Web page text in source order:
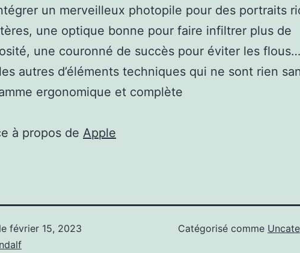
un merveilleux photopile pour des portraits
une optique bonne pour faire infiltrer plus de
une couronné de succès pour éviter les
autres d’éléments techniques qui ne sont rien
ergonomique et complète
à propos de Apple
février 15, 2023
Catégorisé comme